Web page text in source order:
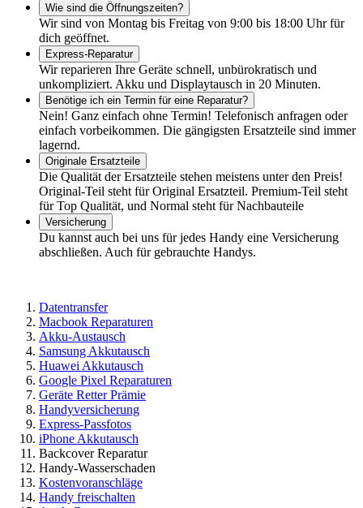
Wie sind die Öffnungszeiten?
Wir sind von Montag bis Freitag von 9:00 bis 18:00 Uhr für
dich geöffnet.
Express-Reparatur
Wir reparieren Ihre Geräte schnell, unbürokratisch und
unkompliziert. Akku und Displaytausch in 20 Minuten.
Benötige ich ein Termin für eine Reparatur?
Nein! Ganz einfach ohne Termin! Telefonisch anfragen oder
einfach vorbeikommen. Die gängigsten Ersatzteile sind immer
lagernd.
Originale Ersatzteile
Die Qualität der Ersatzteile stehen meistens unter den Preis!
Original-Teil steht für Original Ersatzteil. Premium-Teil steht
für Top Qualität, und Normal steht für Nachbauteile
Versicherung
Du kannst auch bei uns für jedes Handy eine Versicherung
abschließen. Auch für gebrauchte Handys.
Datentransfer
Macbook Reparaturen
Akku-Austausch
Samsung Akkutausch
Huawei Akkutausch
Google Pixel Reparaturen
Geräte Retter Prämie
Handyversicherung
Express-Passfotos
iPhone Akkutausch
Backcover Reparatur
Handy-Wasserschaden
Kostenvoranschläge
Handy freischalten